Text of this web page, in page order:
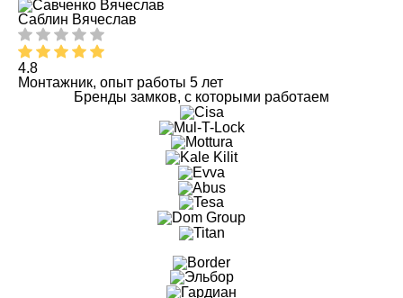
Саблин Вячеслав
4.8
Монтажник, опыт работы 5 лет
Бренды замков, с которыми работаем